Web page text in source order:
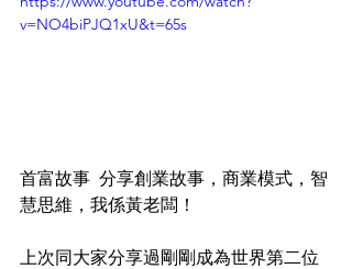
v=NO4biPJQ1xU&t=65s
首富故事  分享創業故事，商業模式，智
慧思維，我係黃老闆！
上次同大家分享過剛剛成為世界第二位